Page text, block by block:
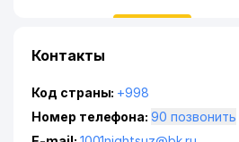
Контакты
Код страны: +998
Номер телефона:
90 позвонить